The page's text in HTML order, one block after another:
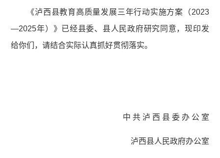
《泸西县教育高质量发展三年行动实施方案（2023
—2025年）》已经县委、县人民政府研究同意，现印发
给你们，请结合实际认真抓好贯彻落实。
中 共 泸 西 县 委 办 公 室
泸西县人民政府办公室